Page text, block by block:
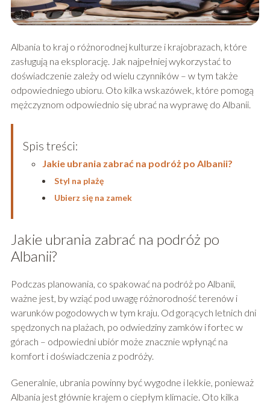
Albania to kraj o różnorodnej kulturze i krajobrazach, które
zasługują na eksplorację. Jak najpełniej wykorzystać to
doświadczenie zależy od wielu czynników – w tym także
odpowiedniego ubioru. Oto kilka wskazówek, które pomogą
mężczyznom odpowiednio się ubrać na wyprawę do Albanii.
Spis treści:
Jakie ubrania zabrać na podróż po Albanii?
Styl na plażę
Ubierz się na zamek
Jakie ubrania zabrać na podróż po
Albanii?
Podczas planowania, co spakować na podróż po Albanii,
ważne jest, by wziąć pod uwagę różnorodność terenów i
warunków pogodowych w tym kraju. Od gorących letnich dni
spędzonych na plażach, po odwiedziny zamków i fortec w
górach – odpowiedni ubiór może znacznie wpłynąć na
komfort i doświadczenia z podróży.
Generalnie, ubrania powinny być wygodne i lekkie, ponieważ
Albania jest głównie krajem o ciepłym klimacie. Oto kilka